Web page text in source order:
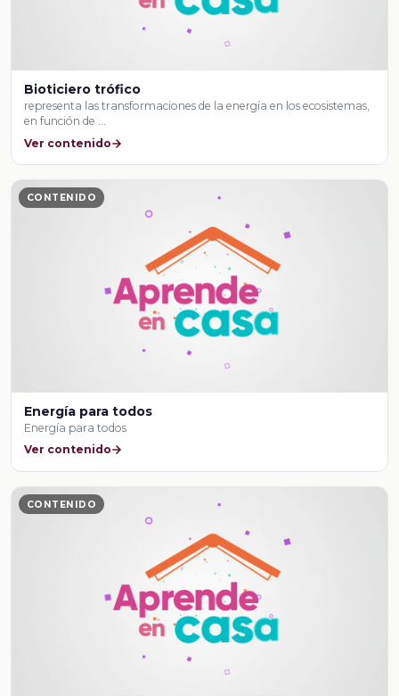
Bioticiero trófico
representa las transformaciones de la energía en los ecosistemas,
en función de …
Ver contenido
CONTENIDO
Energía para todos
Energía para todos
Ver contenido
CONTENIDO